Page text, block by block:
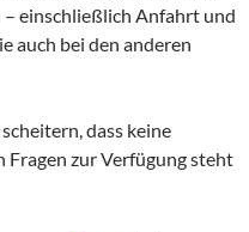
– einschließlich Anfahrt und
auch bei den anderen
dass keine
zur Verfügung steht